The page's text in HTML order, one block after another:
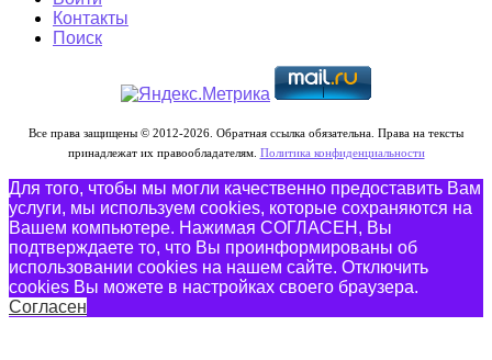
Контакты
Поиск
Все права защищены © 2012-2026. Обратная ссылка обязательна. Права на тексты
принадлежат их правообладателям. Политика конфиденциальности
Для того, чтобы мы могли качественно предоставить Вам
услуги, мы используем cookies, которые сохраняются на
Вашем компьютере. Нажимая СОГЛАСЕН, Вы
подтверждаете то, что Вы проинформированы об
использовании cookies на нашем сайте. Отключить
cookies Вы можете в настройках своего браузера.
Согласен